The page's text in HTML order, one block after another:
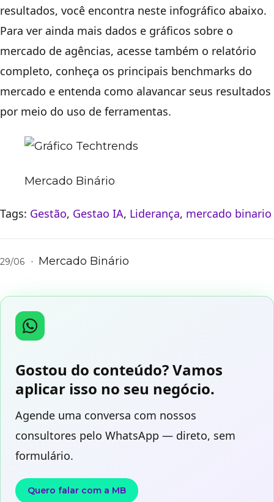
resultados, você encontra neste infográfico abaixo.
Para ver ainda mais dados e gráficos sobre o
mercado de agências, acesse também o relatório
completo, conheça os principais benchmarks do
mercado e entenda como alavancar seus resultados
por meio do uso de ferramentas.
Mercado Binário
Tags: Gestão, Gestao IA, Liderança, mercado binario
29/06 · Mercado Binário
Gostou do conteúdo? Vamos
aplicar isso no seu negócio.
Agende uma conversa com nossos
consultores pelo WhatsApp — direto, sem
formulário.
Quero falar com a MB